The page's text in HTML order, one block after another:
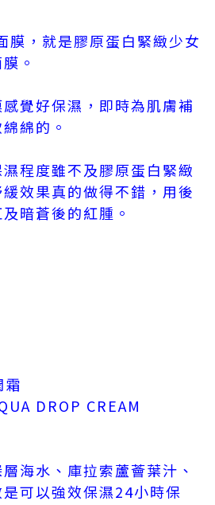
膜，就是膠原蛋白緊緻少女
。
覺好保濕，即時為肌膚補
綿的。
程度雖不及膠原蛋白緊緻
效果真的做得不錯，用後
暗蒼後的紅腫。
霜
DROP CREAM
海水、庫拉索蘆薈葉汁、
可以強效保濕24小時保